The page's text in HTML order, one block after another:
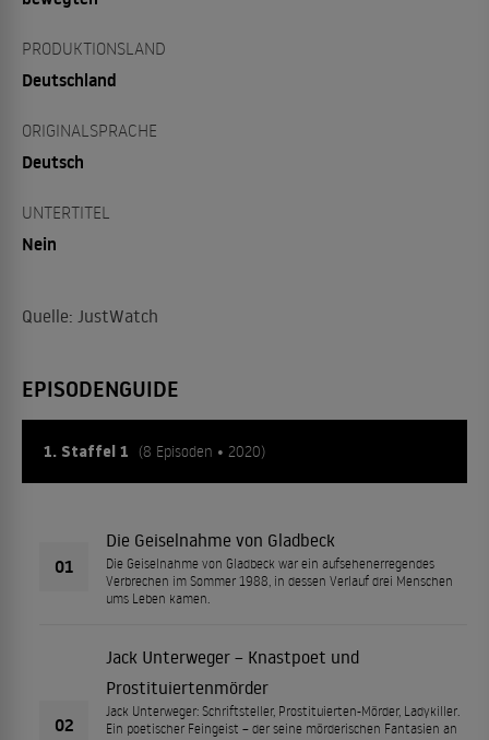
PRODUKTIONSLAND
Deutschland
ORIGINALSPRACHE
Deutsch
UNTERTITEL
Nein
Quelle: JustWatch
EPISODENGUIDE
1. Staffel 1 (8 Episoden • 2020)
01
Die Geiselnahme von Gladbeck
Die Geiselnahme von Gladbeck war ein aufsehenerregendes
Verbrechen im Sommer 1988, in dessen Verlauf drei Menschen
ums Leben kamen.
02
Jack Unterweger – Knastpoet und
Prostituiertenmörder
Jack Unterweger: Schriftsteller, Prostituierten-Mörder, Ladykiller.
Ein poetischer Feingeist – der seine mörderischen Fantasien an